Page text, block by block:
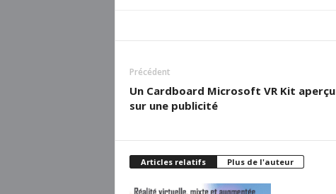
Précédent
Un Cardboard Microsoft VR Kit aperçu
sur une publicité
Articles relatifs Plus de l'auteur